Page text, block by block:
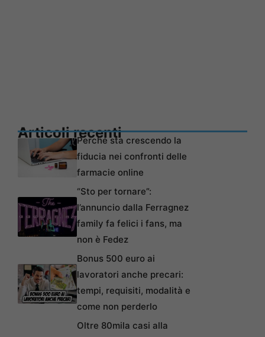
Articoli recentiPerché sta crescendo la
fiducia nei confronti delle
farmacie online
“Sto per tornare”:
l’annuncio dalla Ferragnez
family fa felici i fans, ma
non è Fedez
Bonus 500 euro ai
lavoratori anche precari:
tempi, requisiti, modalità e
come non perderlo
Oltre 80mila casi alla